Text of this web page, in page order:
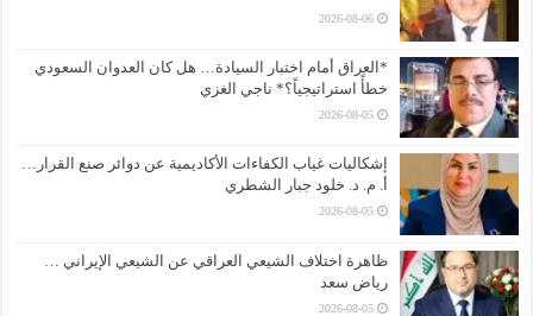
2026-08-06
*العراق أمام اختبار السيادة… هل كان العدوان السعودي
خطأً استراتيجياً؟* ناجي الغزي
2026-08-05
إشكاليات غياب الكفاءات الأكاديمية عن دوائر صنع القرار…
أ. م. د. خلود جبار الشطري
2026-08-05
ظاهرة اختلاف الشيعي العراقي عن الشيعي الإيراني …
رياض سعد
2026-08-05